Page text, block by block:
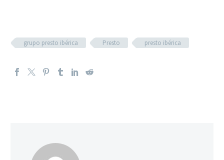
grupo presto ibérica Presto presto ibérica